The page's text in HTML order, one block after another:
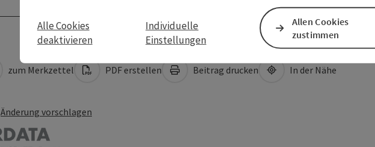
zum Merkzettel PDF erstellen Beitrag drucken In der Nähe
Änderung vorschlagen
Alle Cookies
deaktivieren
Individuelle
Einstellungen
Allen Cookies
zustimmen